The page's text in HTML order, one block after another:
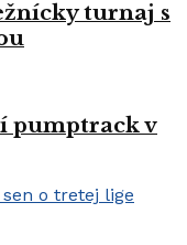
turnaj s
pumptrack v